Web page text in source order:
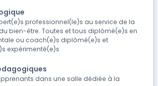
professionnel(le)s au service de la
bien-être. Toutes et tous diplômé(e)s en
ou coach(e)s diplômé(e)s et
expérimenté(e)s
dans une salle dédiée à la